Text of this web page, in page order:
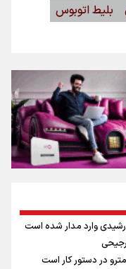
در دستور کار است
بلیط اتوبوس